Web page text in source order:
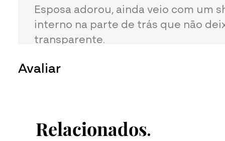
Esposa adorou, ainda veio com um
interno na parte de trás que não
transparente.
Avaliar
Fazer login
Relacionados